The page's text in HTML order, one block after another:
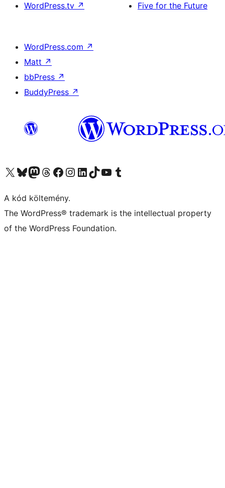
WordPress.tv ↗
Five for the Future
WordPress.com ↗
Matt ↗
bbPress ↗
BuddyPress ↗
Visit our X (formerly Twitter) account
Visit our Bluesky account
Twitter csatornánk
Visit our Threads account
Facebook oldalunk megtekintése
Visit our Instagram account
Visit our LinkedIn account
Visit our TikTok account
Visit our YouTube channel
Visit our Tumblr account
A kód költemény.
The WordPress® trademark is the intellectual property
of the WordPress Foundation.